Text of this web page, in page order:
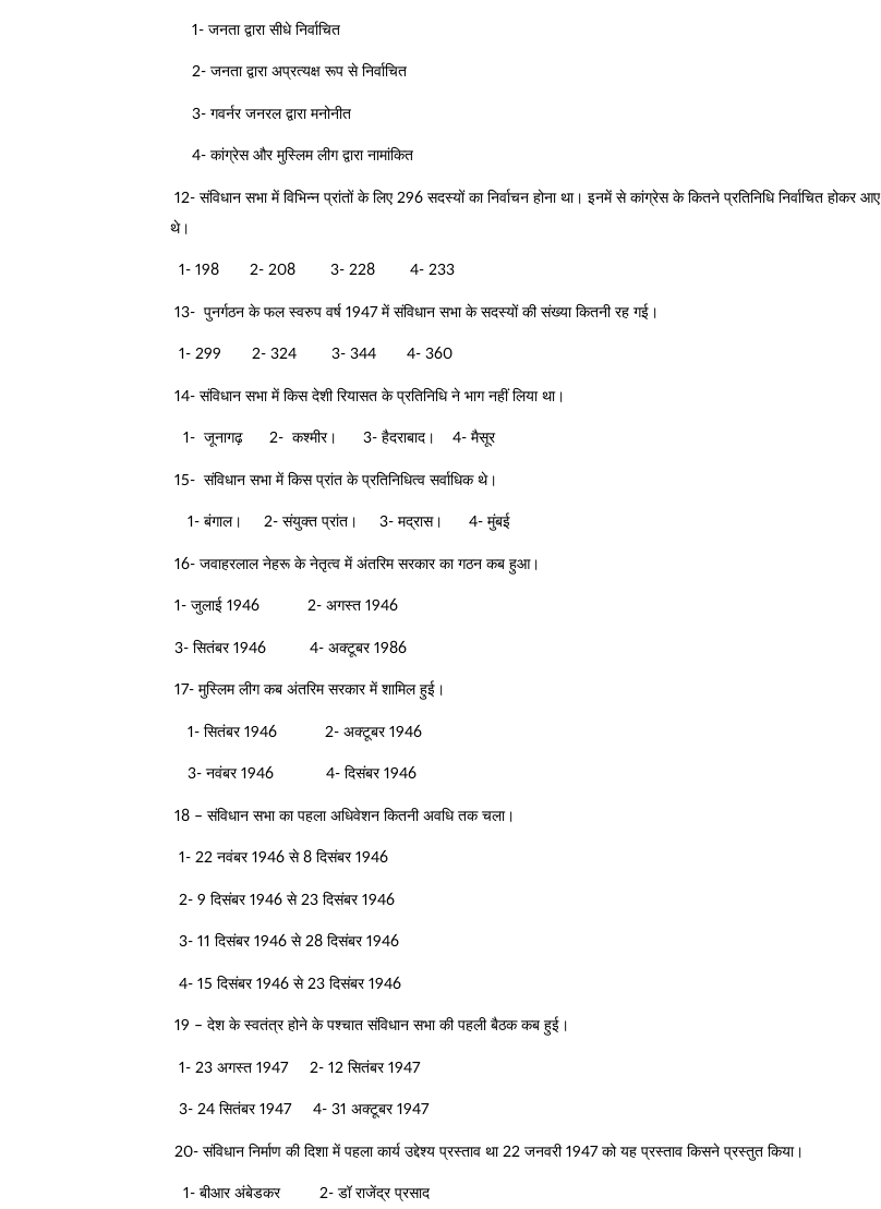
1- जनता द्वारा सीधे निर्वाचित
2- जनता द्वारा अप्रत्यक्ष रूप से निर्वाचित
3- गवर्नर जनरल द्वारा मनोनीत
4- कांग्रेस और मुस्लिम लीग द्वारा नामांकित
12- संविधान सभा में विभिन्न प्रांतों के लिए 296 सदस्यों का निर्वाचन होना था। इनमें से कांग्रेस के कितने प्रतिनिधि निर्वाचित होकर आए
थे।
1- 198 2- 208 3- 228 4- 233
13- पुनर्गठन के फल स्वरुप वर्ष 1947 में संविधान सभा के सदस्यों की संख्या कितनी रह गई।
1- 299 2- 324 3- 344 4- 360
14- संविधान सभा में किस देशी रियासत के प्रतिनिधि ने भाग नहीं लिया था।
1- जूनागढ़ 2- कश्मीर। 3- हैदराबाद। 4- मैसूर
15- संविधान सभा में किस प्रांत के प्रतिनिधित्व सर्वाधिक थे।
1- बंगाल। 2- संयुक्त प्रांत। 3- मद्रास। 4- मुंबई
16- जवाहरलाल नेहरू के नेतृत्व में अंतरिम सरकार का गठन कब हुआ।
1- जुलाई 1946 2- अगस्त 1946
3- सितंबर 1946 4- अक्टूबर 1986
17- मुस्लिम लीग कब अंतरिम सरकार में शामिल हुई।
1- सितंबर 1946 2- अक्टूबर 1946
3- नवंबर 1946 4- दिसंबर 1946
18 – संविधान सभा का पहला अधिवेशन कितनी अवधि तक चला।
1- 22 नवंबर 1946 से 8 दिसंबर 1946
2- 9 दिसंबर 1946 से 23 दिसंबर 1946
3- 11 दिसंबर 1946 से 28 दिसंबर 1946
4- 15 दिसंबर 1946 से 23 दिसंबर 1946
19 – देश के स्वतंत्र होने के पश्चात संविधान सभा की पहली बैठक कब हुई।
1- 23 अगस्त 1947 2- 12 सितंबर 1947
3- 24 सितंबर 1947 4- 31 अक्टूबर 1947
20- संविधान निर्माण की दिशा में पहला कार्य उद्देश्य प्रस्ताव था 22 जनवरी 1947 को यह प्रस्ताव किसने प्रस्तुत किया।
1- बीआर अंबेडकर 2- डॉ राजेंद्र प्रसाद